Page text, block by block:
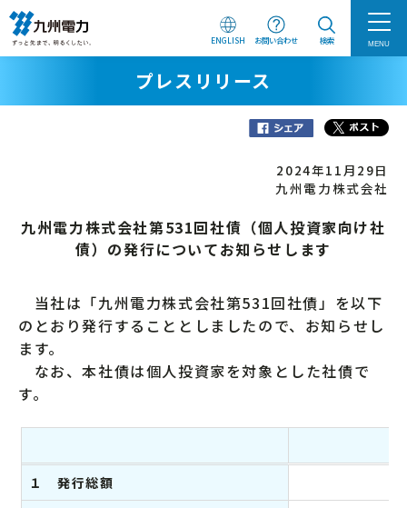
ENGLISH お問い合わせ 検索 MENU
プレスリリース
2024年11月29日
九州電力株式会社
九州電力株式会社第531回社債（個人投資家向け社
債）の発行についてお知らせします
当社は「九州電力株式会社第531回社債」を以下
のとおり発行することとしましたので、お知らせし
ます。
なお、本社債は個人投資家を対象とした社債で
す。
１ 発行総額